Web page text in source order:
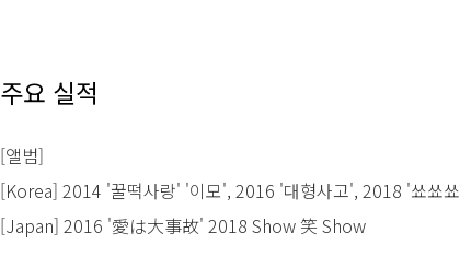
주요 실적
[앨범]
[Korea] 2014 '꿀떡사랑' '이모', 2016 '대형사고', 2018 '쑈쑈
[Japan] 2016 '愛は大事故' 2018 Show 笑 Show